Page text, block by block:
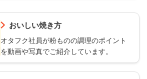
おいしい焼き方
オタフク社員が粉ものの調理のポイント
を動画や写真でご紹介しています。